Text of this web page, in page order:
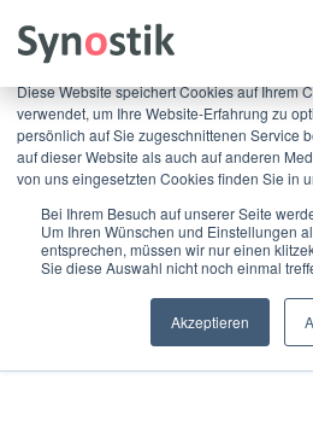
×
Diese Website speichert Cookies auf Ihrem
verwendet, um Ihre Website-Erfahrung zu
persönlich auf Sie zugeschnittenen Service
auf dieser Website als auch auf anderen
von uns eingesetzten Cookies finden Sie in
Bei Ihrem Besuch auf unserer Seite
Um Ihren Wünschen und Einstellungen
entsprechen, müssen wir nur einen
Sie diese Auswahl nicht noch einmal
Akzeptieren